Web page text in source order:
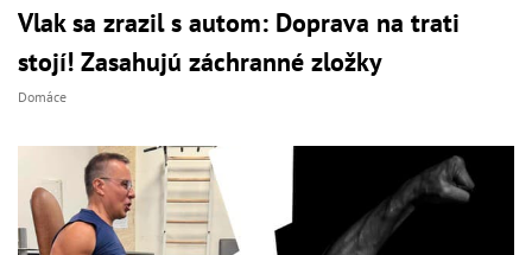
Vlak sa zrazil s autom: Doprava na trati
stojí! Zasahujú záchranné zložky
Domáce